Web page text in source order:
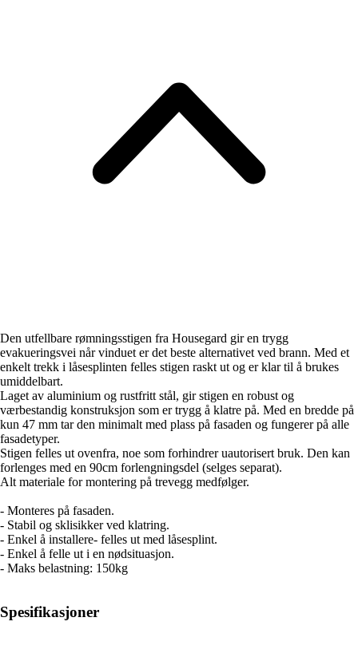
Den utfellbare rømningsstigen fra Housegard gir en trygg
evakueringsvei når vinduet er det beste alternativet ved brann. Med et
enkelt trekk i låsesplinten felles stigen raskt ut og er klar til å brukes
umiddelbart.
Laget av aluminium og rustfritt stål, gir stigen en robust og
værbestandig konstruksjon som er trygg å klatre på. Med en bredde på
kun 47 mm tar den minimalt med plass på fasaden og fungerer på alle
fasadetyper.
Stigen felles ut ovenfra, noe som forhindrer uautorisert bruk. Den kan
forlenges med en 90cm forlengningsdel (selges separat).
Alt materiale for montering på trevegg medfølger.
- Monteres på fasaden.
- Stabil og sklisikker ved klatring.
- Enkel å installere- felles ut med låsesplint.
- Enkel å felle ut i en nødsituasjon.
- Maks belastning: 150kg
Spesifikasjoner